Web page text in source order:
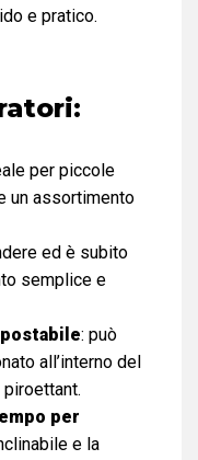
e pratico.
per piccole
un assortimento
ed è subito
semplice e
: può
all’interno del
per
e la